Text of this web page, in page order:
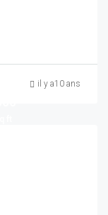
il y a10 ans